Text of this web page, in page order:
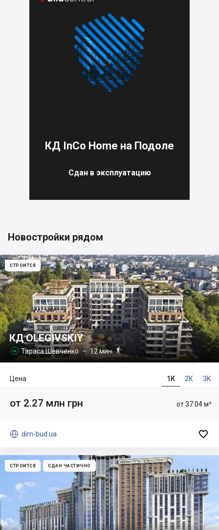
КД InCo Home на Подоле
Сдан в эксплуатацию
Новостройки рядом
СТРОИТСЯ
КД OLEGIVSKIY
 Тараса Шевченко– 12 мин.
1К 2К 3К
Цена
от 37.04 м²
от 2.27 млн грн
 dim-bud.ua 
СТРОИТСЯ СДАН ЧАСТИЧНО